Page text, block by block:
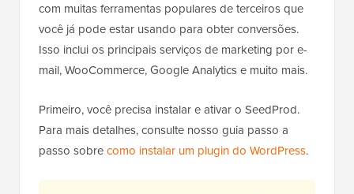
com muitas ferramentas populares de terceiros que
você já pode estar usando para obter conversões.
Isso inclui os principais serviços de marketing por e-
mail, WooCommerce, Google Analytics e muito mais.
Primeiro, você precisa instalar e ativar o SeedProd.
Para mais detalhes, consulte nosso guia passo a
passo sobrecomo instalar um plugin do WordPress.